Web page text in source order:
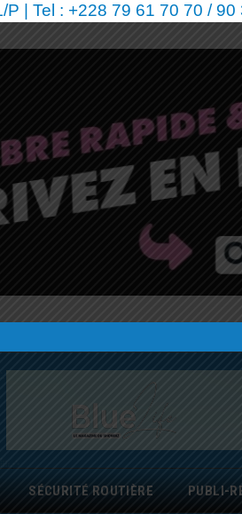
| Tel : +228 79 61 70 70 /
SÉCURITÉ ROUTIÈRE PUBLI-